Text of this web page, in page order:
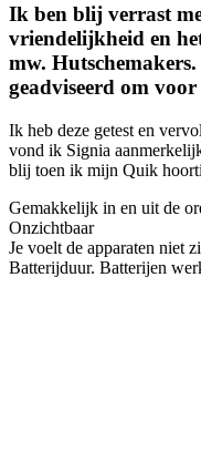
Ik ben blij verrast
vriendelijkheid en
mw.
geadviseerd om
Ik heb deze getest en
vond ik Signia
blij toen ik mijn Quik
Gemakkelijk in en uit de
Onzichtbaar
Je voelt de apparaten niet
Batterijduur. Batterijen